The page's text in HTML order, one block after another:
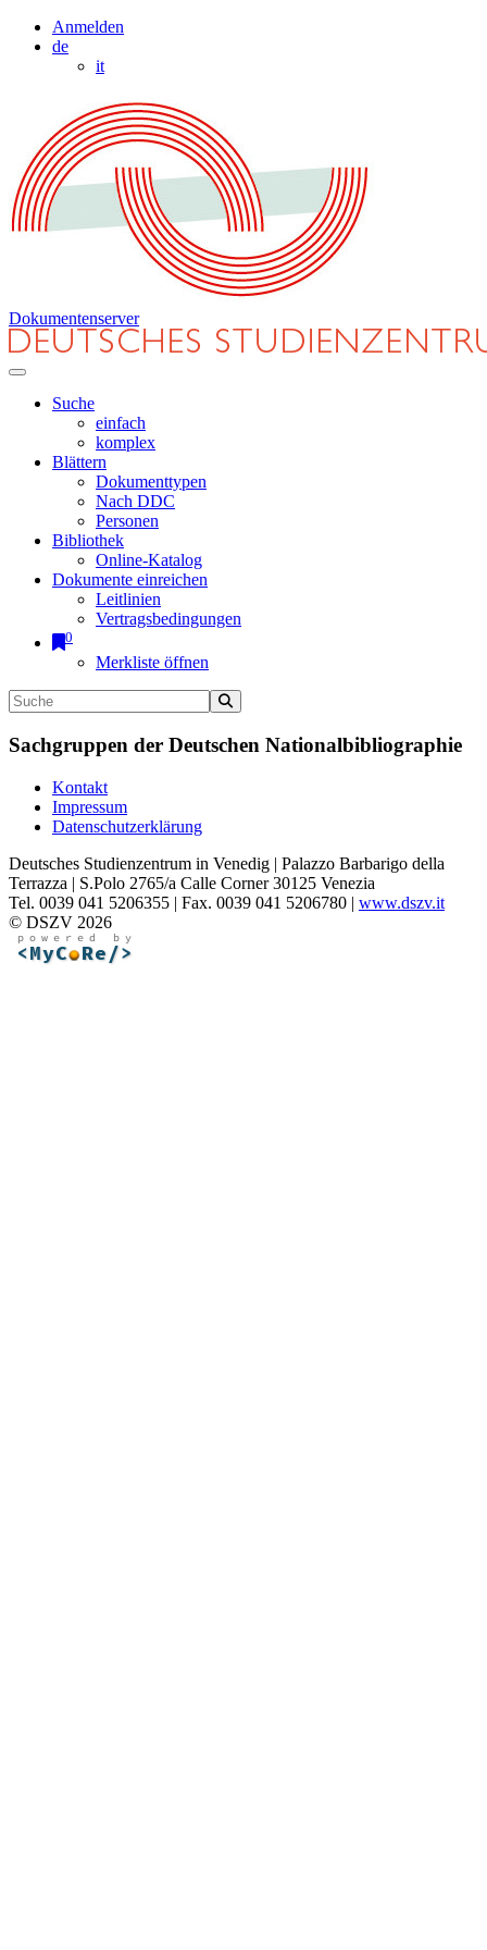
Anmelden
de
it
Dokumentenserver
Suche
einfach
komplex
Blättern
Dokumenttypen
Nach DDC
Personen
Bibliothek
Online-Katalog
Dokumente einreichen
Leitlinien
Vertragsbedingungen
0
Merkliste öffnen
Sachgruppen der Deutschen Nationalbibliographie
Kontakt
Impressum
Datenschutzerklärung
Deutsches Studienzentrum in Venedig | Palazzo Barbarigo della
Terrazza | S.Polo 2765/a Calle Corner 30125 Venezia
Tel. 0039 041 5206355 | Fax. 0039 041 5206780 | www.dszv.it
© DSZV 2026